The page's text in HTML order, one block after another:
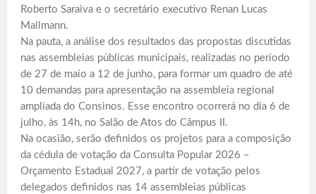
Roberto Saraiva e o secretário executivo Renan Lucas
Mallmann.
Na pauta, a análise dos resultados das propostas discutidas
nas assembleias públicas municipais, realizadas no período
de 27 de maio a 12 de junho, para formar um quadro de até
10 demandas para apresentação na assembleia regional
ampliada do Consinos. Esse encontro ocorrerá no dia 6 de
julho, às 14h, no Salão de Atos do Câmpus II.
Na ocasião, serão definidos os projetos para a composição
da cédula de votação da Consulta Popular 2026 –
Orçamento Estadual 2027, a partir de votação pelos
delegados definidos nas 14 assembleias públicas